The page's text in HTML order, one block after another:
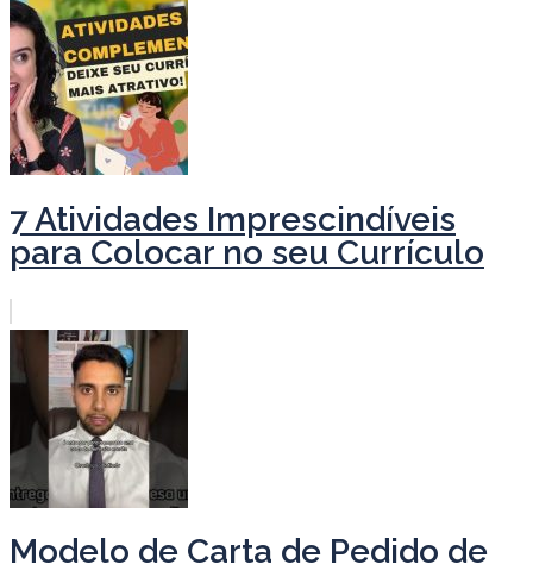
7 Atividades Imprescindíveis
para Colocar no seu Currículo
Modelo de Carta de Pedido de